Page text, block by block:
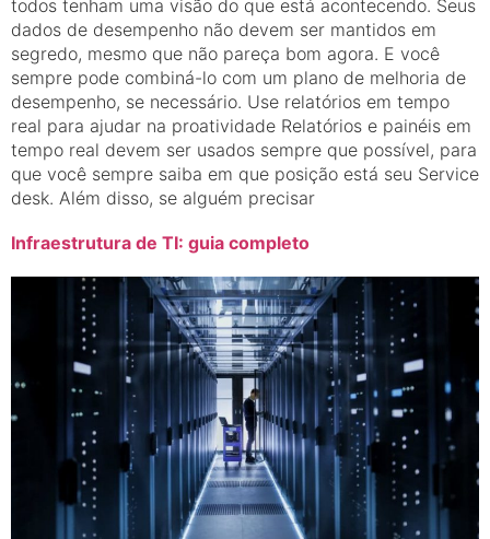
todos tenham uma visão do que está acontecendo. Seus
dados de desempenho não devem ser mantidos em
segredo, mesmo que não pareça bom agora. E você
sempre pode combiná-lo com um plano de melhoria de
desempenho, se necessário. Use relatórios em tempo
real para ajudar na proatividade Relatórios e painéis em
tempo real devem ser usados ​​sempre que possível, para
que você sempre saiba em que posição está seu Service
desk. Além disso, se alguém precisar
Infraestrutura de TI: guia completo